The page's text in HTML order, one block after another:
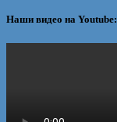
Наши видео на Youtube: